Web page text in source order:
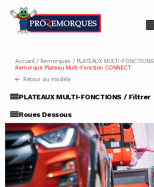
Accueil/ Remorques / PLATEAUX MULTI-FONCTIONS
Remorque Plateau Multi-Fonction CONNECT
Retour au modèle
PLATEAUX MULTI-FONCTIONS / Filtrer
Roues Dessous